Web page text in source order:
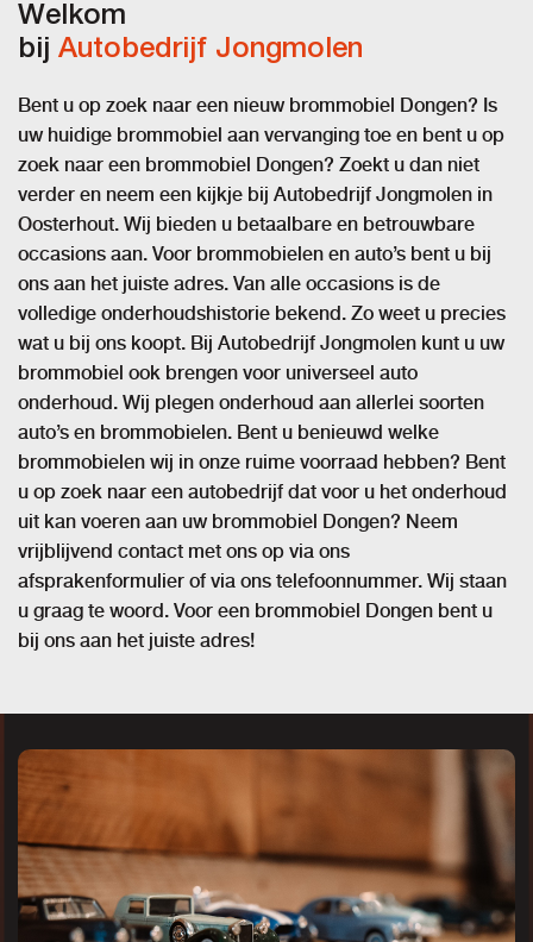
Welkom
bij Autobedrijf Jongmolen
Bent u op zoek naar een nieuw brommobiel Dongen? Is
uw huidige brommobiel aan vervanging toe en bent u op
zoek naar een brommobiel Dongen? Zoekt u dan niet
verder en neem een kijkje bij Autobedrijf Jongmolen in
Oosterhout. Wij bieden u betaalbare en betrouwbare
occasions aan. Voor brommobielen en auto’s bent u bij
ons aan het juiste adres. Van alle occasions is de
volledige onderhoudshistorie bekend. Zo weet u precies
wat u bij ons koopt. Bij Autobedrijf Jongmolen kunt u uw
brommobiel ook brengen voor universeel auto
onderhoud. Wij plegen onderhoud aan allerlei soorten
auto’s en brommobielen. Bent u benieuwd welke
brommobielen wij in onze ruime voorraad hebben? Bent
u op zoek naar een autobedrijf dat voor u het onderhoud
uit kan voeren aan uw brommobiel Dongen? Neem
vrijblijvend contact met ons op via ons
afsprakenformulier of via ons telefoonnummer. Wij staan
u graag te woord. Voor een brommobiel Dongen bent u
bij ons aan het juiste adres!